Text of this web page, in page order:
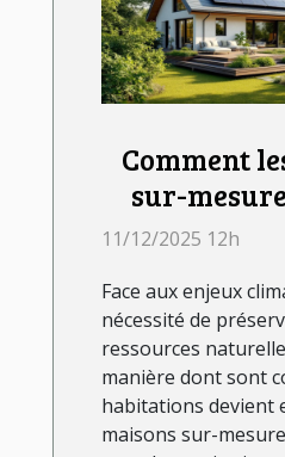
Comment
sur-
répondre
11/12/2025 12h
Face aux enjeux
nécessité de
ressources
manière dont sont
habitations devient
maisons sur-